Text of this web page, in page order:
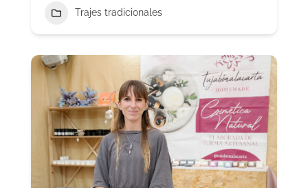
Trajes tradicionales